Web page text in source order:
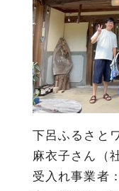
下呂ふるさと
麻衣子 さん（
受入れ事業者